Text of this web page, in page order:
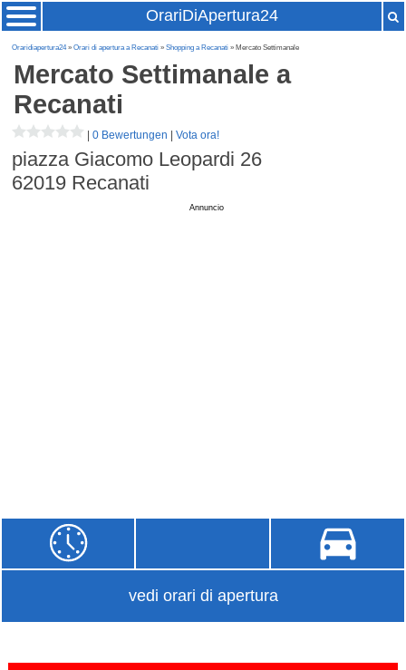
OrariDiApertura24
Oraridiapertura24»Orari di apertura a Recanati »Shopping a Recanati » Mercato Settimanale
Mercato Settimanale a
Recanati
|0 Bewertungen |Vota ora!
piazza Giacomo Leopardi 26
62019 Recanati
Annuncio
vedi orari di apertura